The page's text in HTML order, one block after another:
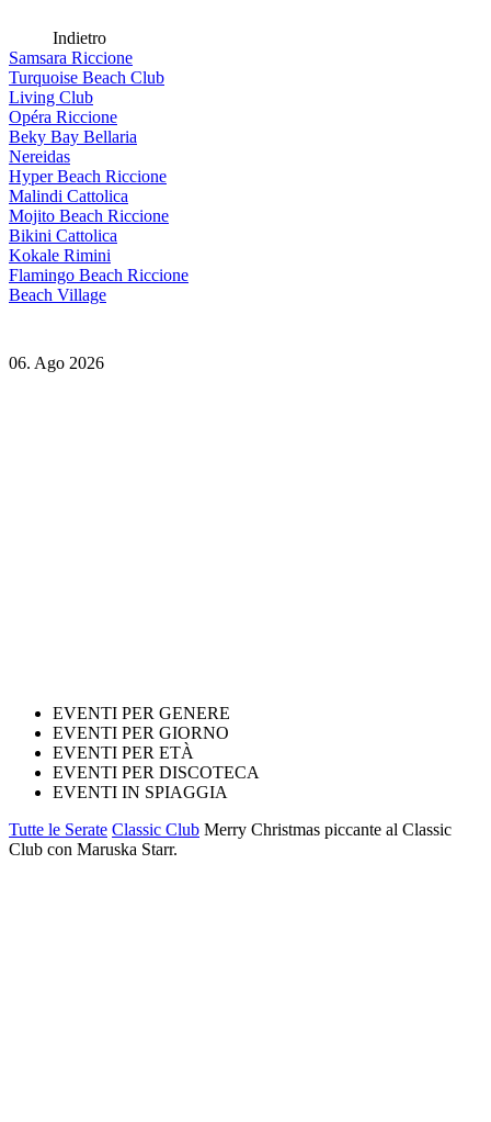
Indietro
Samsara Riccione
Turquoise Beach Club
Living Club
Opéra Riccione
Beky Bay Bellaria
Nereidas
Hyper Beach Riccione
Malindi Cattolica
Mojito Beach Riccione
Bikini Cattolica
Kokale Rimini
Flamingo Beach Riccione
Beach Village
06. Ago 2026
EVENTI PER GENERE
EVENTI PER GIORNO
EVENTI PER ETÀ
EVENTI PER DISCOTECA
EVENTI IN SPIAGGIA
Tutte le Serate Classic Club Merry Christmas piccante al Classic
Club con Maruska Starr.